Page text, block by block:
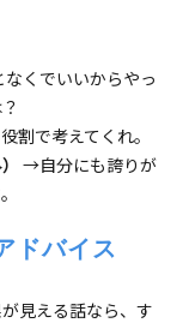
くでいいからやっ
割で考えてくれ。
→自分にも誇りが
ドバイス
見える話なら、す